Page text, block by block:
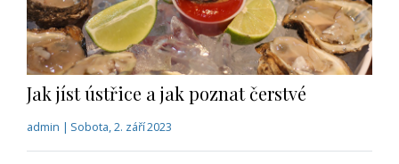
Jak jíst ústřice a jak poznat čerstvé
admin | Sobota, 2. září 2023